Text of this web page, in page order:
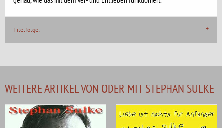
Titelfolge:
WEITERE ARTIKEL VON ODER MIT STEPHAN SULKE